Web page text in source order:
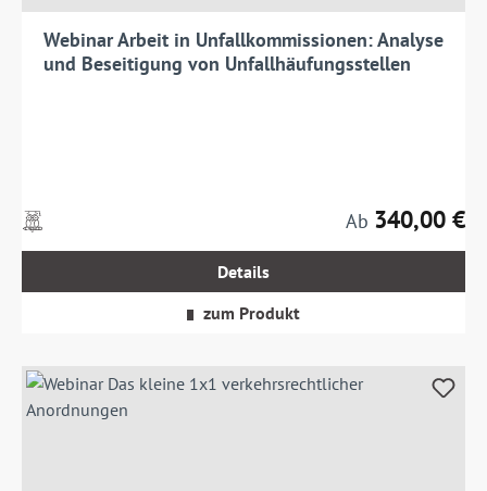
Webinar Arbeit in Unfallkommissionen: Analyse
und Beseitigung von Unfallhäufungsstellen
Regulärer Preis:
Ab 340,00 €
Preise
inkl.
Details
zum Produkt